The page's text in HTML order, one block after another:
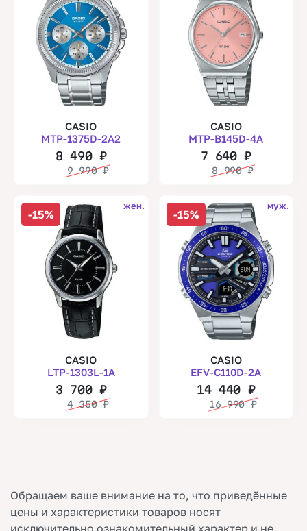
CASIO
MTP-1375D-2A2
8 490 ₽
9 990₽
CASIO
MTP-B145D-4A
7 640₽
8 990₽
-15%
жен.
CASIO
LTP-1303L-1A
3 700 ₽
4 350₽
-15%
муж.
CASIO
EFV-C110D-2A
14 440 ₽
16 990₽
Обращаем ваше внимание на то, что приведённые
цены и характеристики товаров носят
исключительно ознакомительный характер и не